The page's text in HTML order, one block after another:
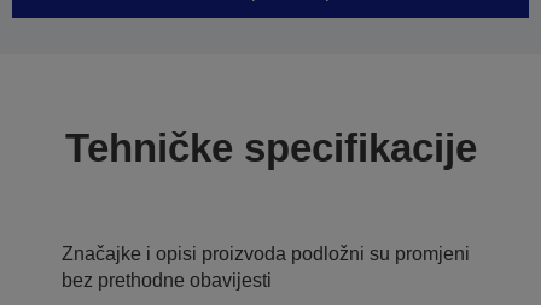
Tehničke specifikacije
Značajke i opisi proizvoda podložni su promjeni
bez prethodne obavijesti